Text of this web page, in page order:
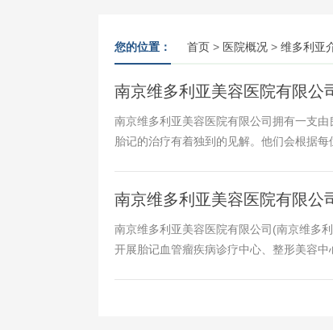
您的位置： 首页 > 医院概况 > 维多利亚
南京维多利亚美容医院有限公
南京维多利亚美容医院有限公司拥有一支
胎记的治疗有着独到的见解。他们会根据
南京维多利亚美容医院有限公
南京维多利亚美容医院有限公司(南京维多
开展胎记血管瘤疾病诊疗中心、整形美容